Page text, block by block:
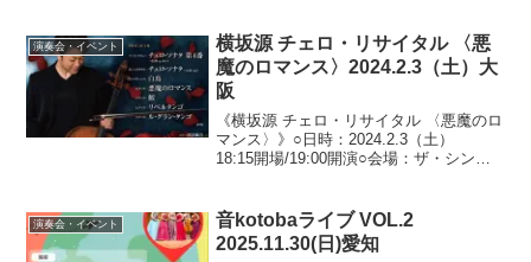
きな額を当日お配りする封筒にいれて頂
きます。...
演奏会・イベント
横坂源 チェロ・リサイタル 〈悪
魔のロマンス〉2024.2.3（土）大
阪
《横坂源 チェロ・リサイタル 〈悪魔のロ
マンス〉》○日時：2024.2.3（土）
18:15開場/19:00開演○会場：ザ・シンフ
学のお子さまのご入場はお断りさせて...
演奏会・イベント
音kotobaライブ VOL.2
2025.11.30(日)愛知